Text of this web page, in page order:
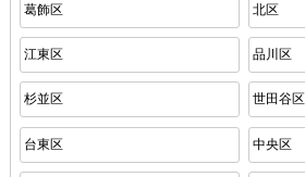
葛飾区 北区
江東区 品川区
杉並区 世田谷区
台東区 中央区